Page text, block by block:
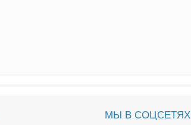
МЫ В СОЦСЕТЯХ